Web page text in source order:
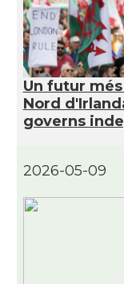
CAMON
CAMON
CAMON
CAMON
Un futur
Nord
governs
2026-05-09